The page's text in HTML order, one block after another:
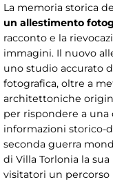
La memoria storica
un allestimento
racconto e la
immagini. Il nuovo
uno studio accurato
fotografica, oltre a
architettoniche
per rispondere a una
informazioni storico-
seconda guerra
di Villa Torlonia la
visitatori un